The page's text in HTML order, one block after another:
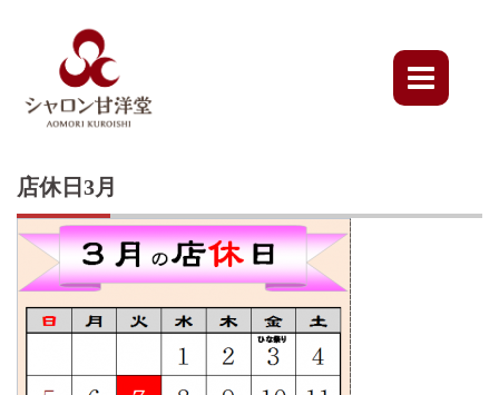
店休日3月